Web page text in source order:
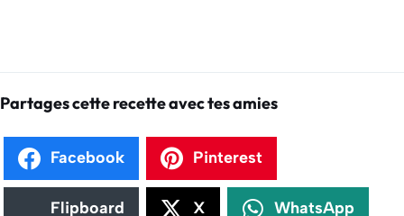
Partages cette recette avec tes amies
Facebook Pinterest
Flipboard X WhatsApp